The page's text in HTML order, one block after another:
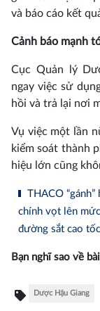
và báo cáo kết
Cảnh báo mạnh
Cục Quản lý
ngay việc sử
hồi và trả lại nơi
Vụ việc một lần
kiểm soát thành
hiệu lớn cũng
THACO
chính vọt lên
đường sắt cao
Bạn nghĩ sao về
Dược Hậu Giang